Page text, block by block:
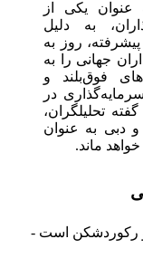
یکی از
به دلیل
روز به
جهانی را به
فوق‌بلند و
در
تحلیلگران،
و دبی به عنوان
ماند.